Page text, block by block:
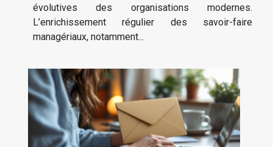
évolutives des organisations modernes.
L’enrichissement régulier des savoir-faire
managériaux, notamment...